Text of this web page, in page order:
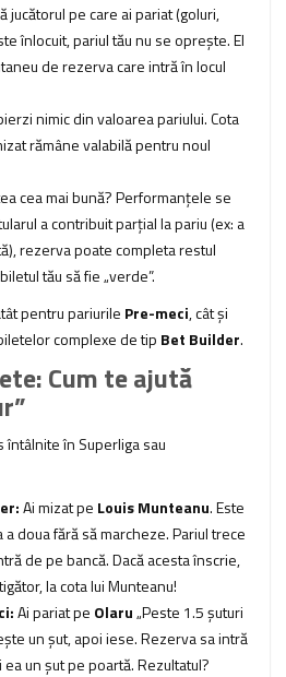
jucătorul pe care ai pariat (goluri,
înlocuit, pariul tău nu se oprește. El
de rezerva care intră în locul
nimic din valoarea pariului. Cota
rămâne valabilă pentru noul
cea mai bună? Performanțele se
a contribuit parțial la pariu (ex: a
rezerva poate completa restul
tău să fie „verde”.
pentru pariurile Pre-meci, cât și
complexe de tip Bet Builder.
Cum te ajută
întâlnite în Superliga sau
Ai mizat pe Louis Munteanu. Este
doua fără să marcheze. Pariul trece
de pe bancă. Dacă acesta înscrie,
la cota lui Munteanu!
Ai pariat pe Olaru„Peste 1.5 șuturi
un șut, apoi iese. Rezerva sa intră
un șut pe poartă. Rezultatul?